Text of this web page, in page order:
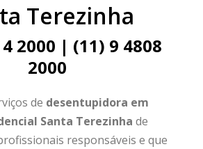
Terezinha
2000 | (11) 9 4808
2000
de desentupidora em
Santa Terezinha de
responsáveis e que